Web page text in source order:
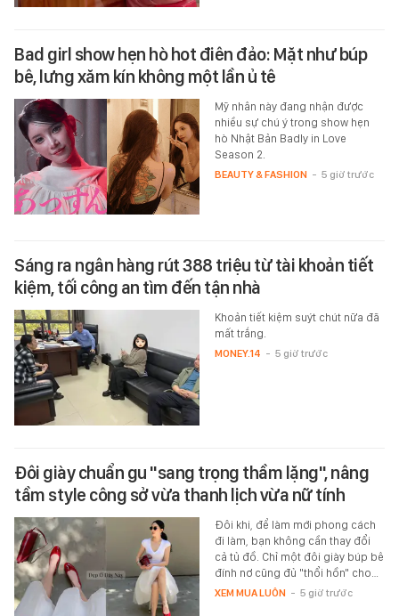
Bad girl show hẹn hò hot điên đảo: Mặt như búp
bê, lưng xăm kín không một lần ủ tê
Mỹ nhân này đang nhận được
nhiều sự chú ý trong show hẹn
hò Nhật Bản Badly in Love
Season 2.
BEAUTY & FASHION - 5 giờ trước
Sáng ra ngân hàng rút 388 triệu từ tài khoản tiết
kiệm, tối công an tìm đến tận nhà
Khoản tiết kiệm suýt chút nữa đã
mất trắng.
MONEY.14 - 5 giờ trước
Đôi giày chuẩn gu "sang trọng thầm lặng", nâng
tầm style công sở vừa thanh lịch vừa nữ tính
Đôi khi, để làm mới phong cách
đi làm, bạn không cần thay đổi
cả tủ đồ. Chỉ một đôi giày búp bê
đính nơ cũng đủ "thổi hồn" cho…
XEM MUA LUÔN - 5 giờ trước